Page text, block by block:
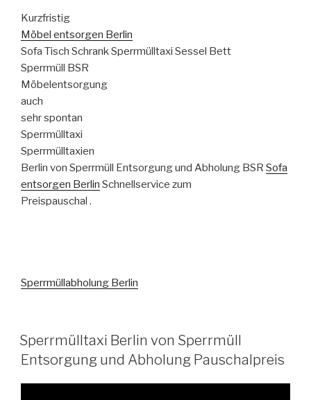
Kurzfristig
Möbel entsorgen Berlin
Sofa Tisch Schrank Sperrmülltaxi Sessel Bett
Sperrmüll BSR
Möbelentsorgung
auch
sehr spontan
Sperrmülltaxi
Sperrmülltaxien
Berlin von Sperrmüll Entsorgung und Abholung BSR Sofa
entsorgen Berlin Schnellservice zum
Preispauschal .
Sperrmüllabholung Berlin
VERÖFFENTLICHT
AM
Sperrmülltaxi Berlin von Sperrmüll
Entsorgung und Abholung Pauschalpreis